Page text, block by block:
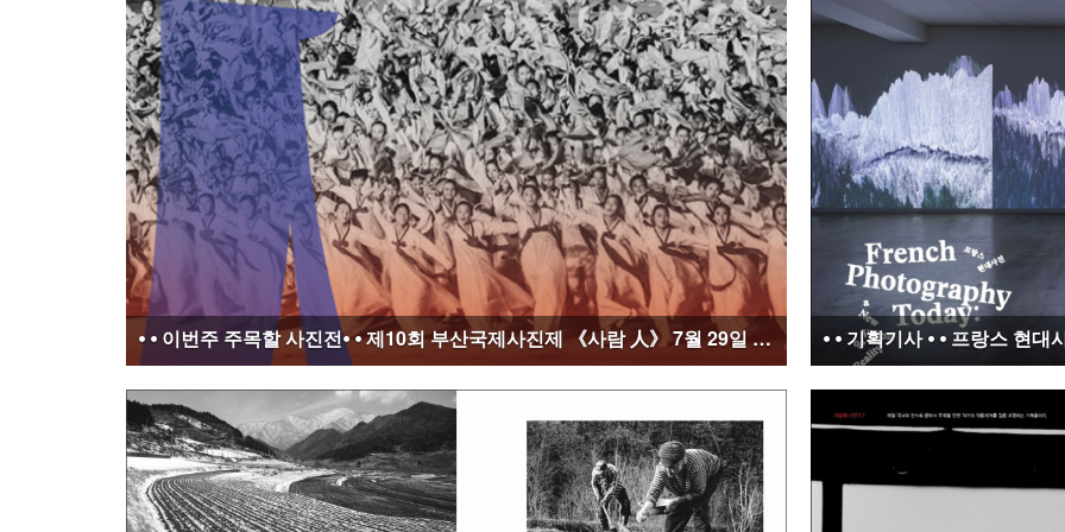
⦁ ⦁ 이번주 주목할 사진전⦁ ⦁ 제10회 부산국제사진제 《사람 人》 7월 29일 - 8월 18일 | 부산항국제전시컨벤션센터, 사상인디스테이션